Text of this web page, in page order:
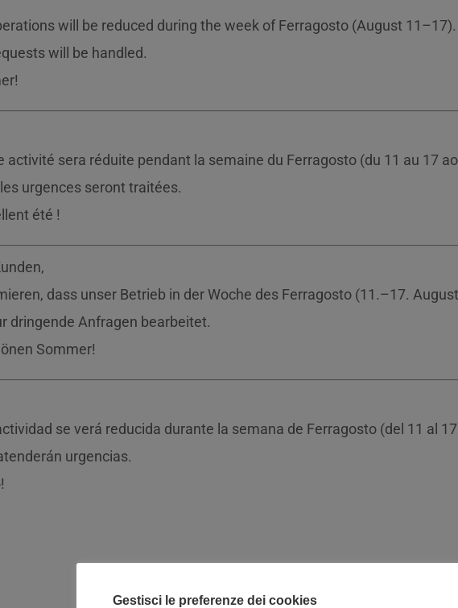
will be reduced during the week of Ferragosto (August 11–17).
will be handled.
activité sera réduite pendant la semaine du Ferragosto (du 11 au 17
urgences seront traitées.
été !
dass unser Betrieb in der Woche des Ferragosto (11.–17.
dringende Anfragen bearbeitet.
Sommer!
se verá reducida durante la semana de Ferragosto (del 11 al
urgencias.
Gestisci le preferenze dei cookies